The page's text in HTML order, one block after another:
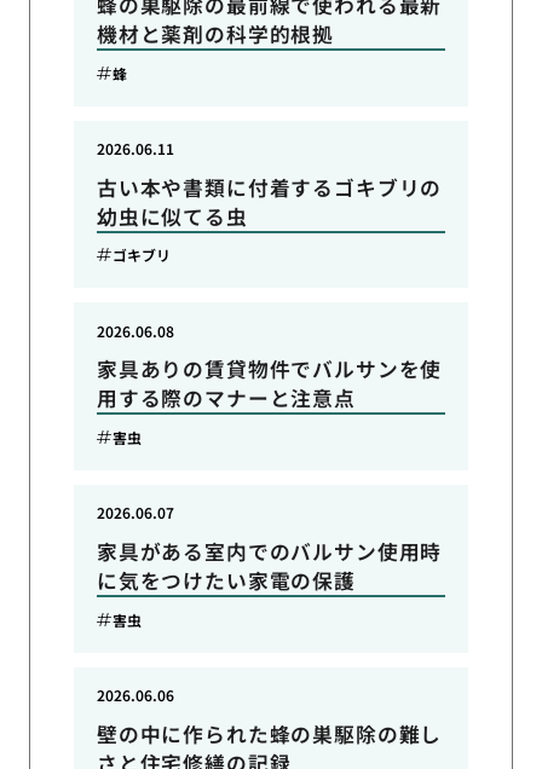
機材と薬剤の科学的根拠
蜂
古い本や書類に付着するゴキブリの
幼虫に似てる虫
2026.06.11
ゴキブリ
家具ありの賃貸物件でバルサンを使
用する際のマナーと注意点
2026.06.08
害虫
家具がある室内でのバルサン使用時
に気をつけたい家電の保護
2026.06.07
害虫
壁の中に作られた蜂の巣駆除の難し
さと住宅修繕の記録
2026.06.06